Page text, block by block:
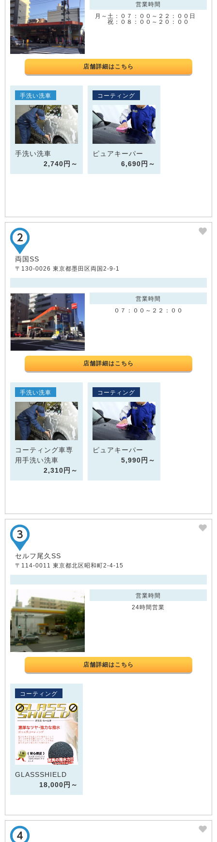
営業時間
月～土：０７：００～２２：００日
祝：０８：００～２０：００
店舗詳細はこちら
手洗い洗車
手洗い洗車
2,740円～
コーティング
ピュアキーパー
6,690円～
両国SS
〒130-0026 東京都墨田区両国2-9-1
営業時間
０７：００～２２：００
店舗詳細はこちら
手洗い洗車
コーティング車専
用手洗い洗車
2,310円～
コーティング
ピュアキーパー
5,990円～
セルフ尾久SS
〒114-0011 東京都北区昭和町2-4-15
営業時間
24時間営業
店舗詳細はこちら
コーティング
GLASSSHIELD
18,000円～